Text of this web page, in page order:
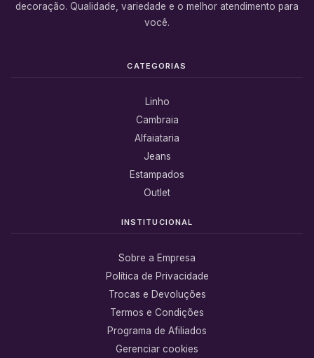
decoração. Qualidade, variedade e o melhor atendimento para
você.
CATEGORIAS
Linho
Cambraia
Alfaiataria
Jeans
Estampados
Outlet
INSTITUCIONAL
Sobre a Empresa
Política de Privacidade
Trocas e Devoluções
Termos e Condições
Programa de Afiliados
Gerenciar cookies